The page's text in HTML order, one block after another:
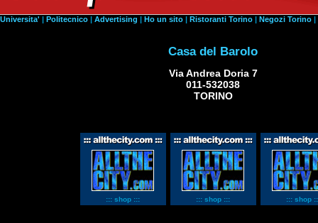
Universita' | Politecnico | Advertising | Ho un sito | Ristoranti Torino | Negozi Torino |
Casa del Barolo
Via Andrea Doria 7
011-532038
TORINO
::: shop ::: ::: shop ::: ::: shop